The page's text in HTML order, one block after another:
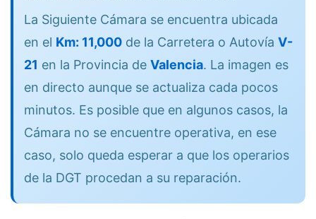
La Siguiente Cámara se encuentra ubicada
en el Km: 11,000 de la Carretera o Autovía V-
21 en la Provincia de Valencia. La imagen es
en directo aunque se actualiza cada pocos
minutos. Es posible que en algunos casos, la
Cámara no se encuentre operativa, en ese
caso, solo queda esperar a que los operarios
de la DGT procedan a su reparación.